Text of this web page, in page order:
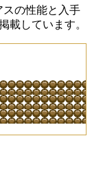
スの性能と入手
載しています。